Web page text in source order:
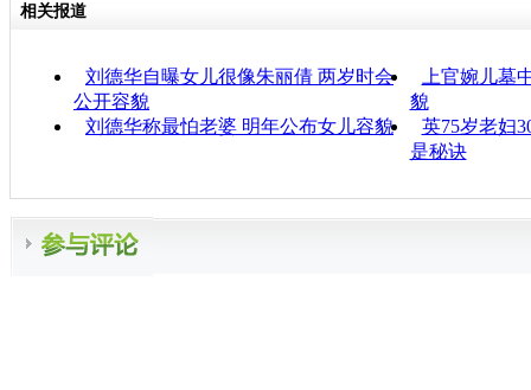
相关报道
刘德华自曝女儿很像朱丽倩 两岁时会
公开容貌
上官婉儿墓
貌
刘德华称最怕老婆 明年公布女儿容貌
英75岁老妇
是秘诀